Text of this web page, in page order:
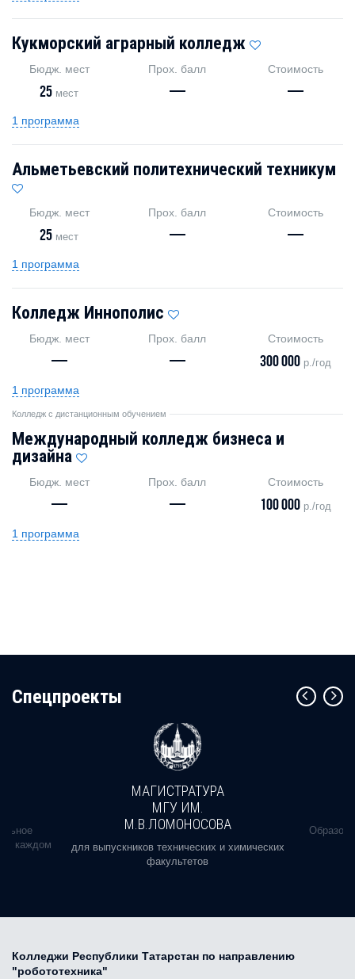
Кукморский аграрный колледж
Бюдж. мест
25 мест
Прох. балл
—
Стоимость
—
1 программа
Альметьевский политехнический техникум
Бюдж. мест
25 мест
Прох. балл
—
Стоимость
—
1 программа
Колледж Иннополис
Бюдж. мест
—
Прох. балл
—
Стоимость
300 000 р./год
1 программа
Колледж с дистанционным обучением
Международный колледж бизнеса и
дизайна
Бюдж. мест
—
Прох. балл
—
Стоимость
100 000 р./год
1 программа
Cпецпроекты
в каждом
МАГИСТРАТУРА
МГУ ИМ.
М.В.ЛОМОНОСОВА
для выпускников технических и химических
факультетов
Колледжи Республики Татарстан по направлению
"робототехника"